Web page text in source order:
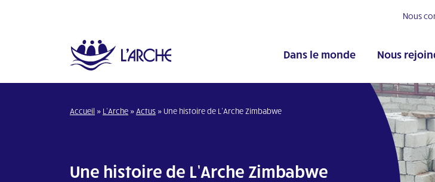
Nous
Dans le monde Nous
Accueil » L’Arche » Actus »Une histoire de L’Arche Zimbabwe
Une histoire de L’Arche Zimbabwe